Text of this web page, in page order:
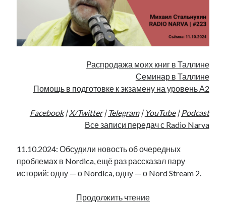
Распродажа моих книг в Таллине
Семинар в Таллине
Помощь в подготовке к экзамену на уровень А2
Facebook|X/Twitter| Telegram| YouTube| Podcast
Все записи передач с Radio Narva
11.10.2024: Обсудили новость об очередных
проблемах в Nordica, ещё раз рассказал пару
историй: одну — о Nordica, одну — о Nord Stream 2.
Продолжить чтениеNordica